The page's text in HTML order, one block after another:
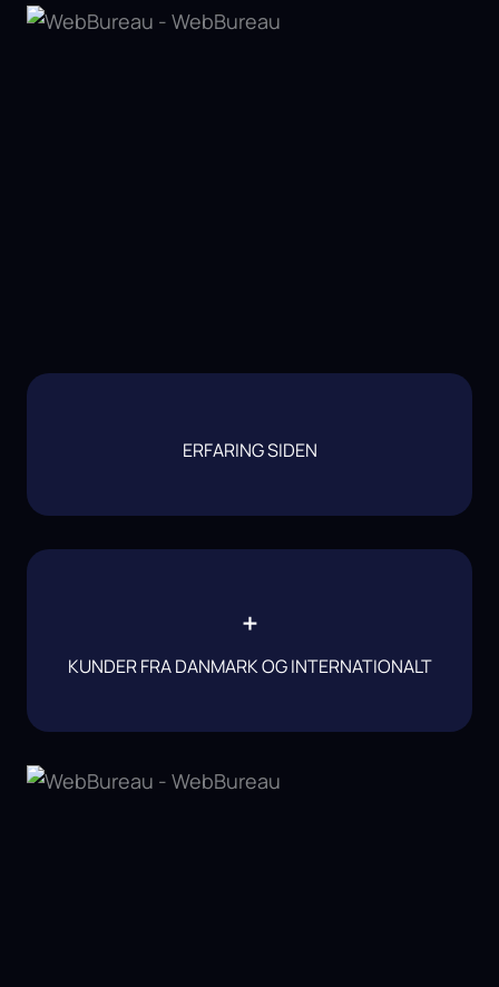
ERFARING SIDEN
+
KUNDER FRA DANMARK OG INTERNATIONALT